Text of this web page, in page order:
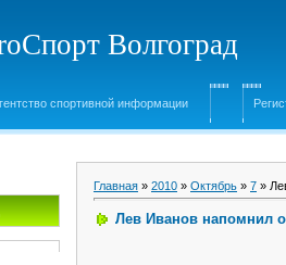
Волгоград
спортивной информации
Главная » 2010 » Октябрь » 7 »
Лев Иванов напомнил о